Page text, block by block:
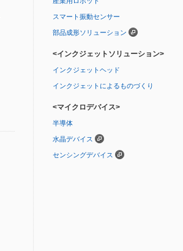
スマート振動センサー
部品成形ソリューション
<インクジェットソリューション>
インクジェットヘッド
インクジェットによるものづくり
<マイクロデバイス>
半導体
水晶デバイス
センシングデバイス